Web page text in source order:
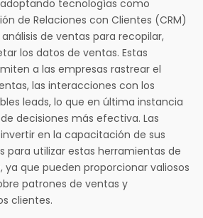
tecnologías como
de Relaciones con Clientes (CRM)
de ventas para recopilar,
los datos de ventas. Estas
a las empresas rastrear el
las interacciones con los
leads, lo que en última instancia
decisiones más efectiva. Las
en la capacitación de sus
para utilizar estas herramientas de
que pueden proporcionar valiosos
patrones de ventas y
clientes.